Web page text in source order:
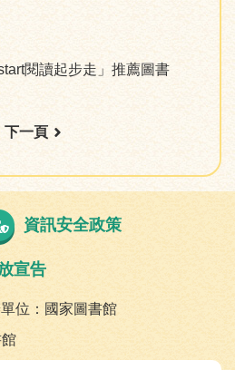
閱讀起步走」推薦圖書
下一頁
資訊安全政策
宣告
位：國家圖書館